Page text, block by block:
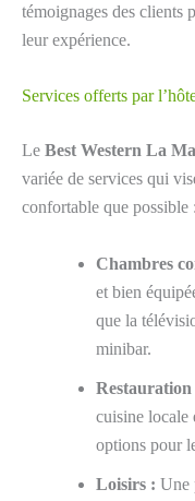
témoignages des clients
leur expérience.
Services offerts par
Le Best Western La
variée de services qui
confortable que possible :
Chambres
et bien
que la
minibar.
Restauration
cuisine locale
options pour
Loisirs : Une